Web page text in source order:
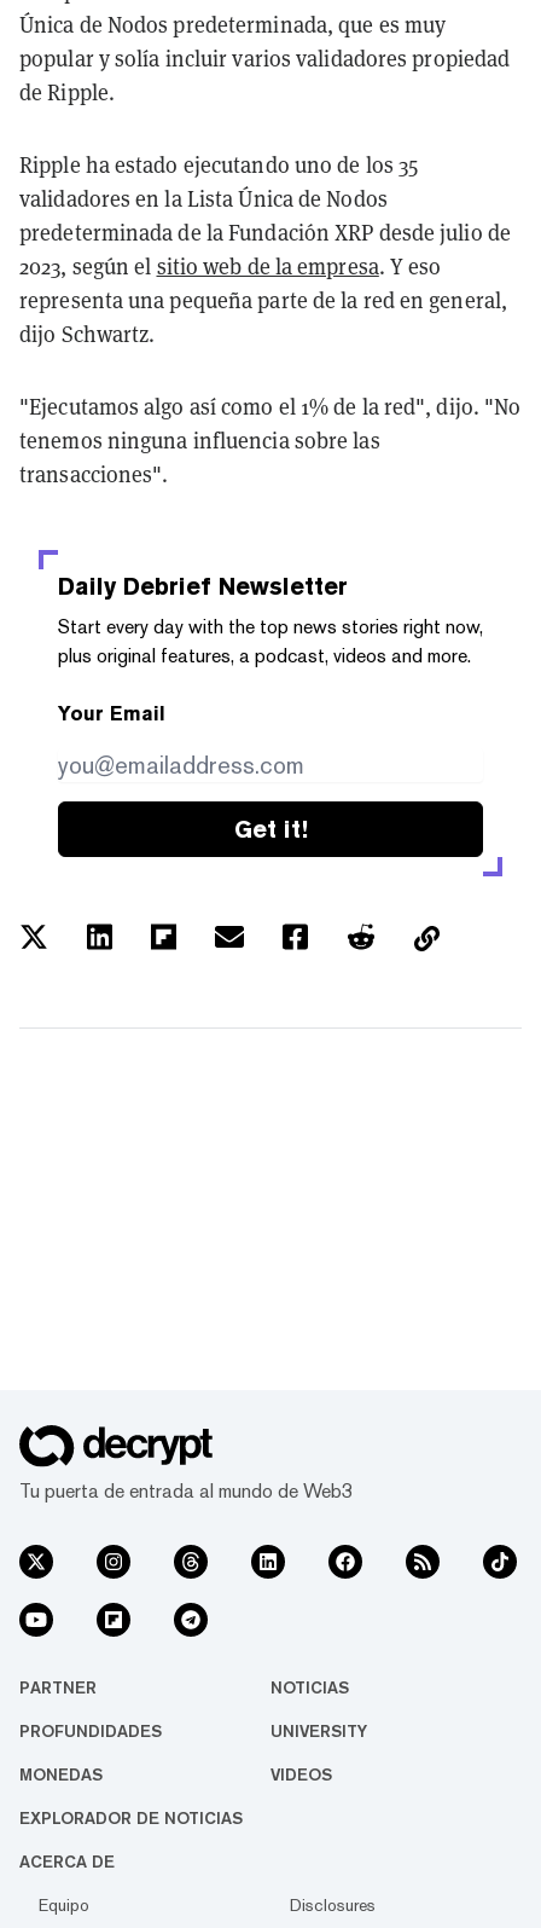
Única de Nodos predeterminada, que es muy
popular y solía incluir varios validadores propiedad
de Ripple.
Ripple ha estado ejecutando uno de los 35
validadores en la Lista Única de Nodos
predeterminada de la Fundación XRP desde julio de
2023, según el sitio web de la empresa. Y eso
representa una pequeña parte de la red en general,
dijo Schwartz.
"Ejecutamos algo así como el 1% de la red", dijo. "No
tenemos ninguna influencia sobre las
transacciones".
Daily Debrief Newsletter
Start every day with the top news stories right now,
plus original features, a podcast, videos and more.
Your Email
Get it!
Tu puerta de entrada al mundo de Web3
PARTNER NOTICIAS
PROFUNDIDADES UNIVERSITY
MONEDAS VIDEOS
EXPLORADOR DE NOTICIAS
ACERCA DE
Equipo Disclosures